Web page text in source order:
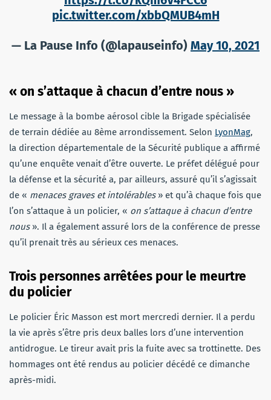
pic.twitter.com/xbbQMUB4mH
— La Pause Info (@lapauseinfo) May 10, 2021
« on s’attaque à chacun d’entre nous »
Le message à la bombe aérosol cible la Brigade spécialisée
de terrain dédiée au 8ème arrondissement. Selon LyonMag,
la direction départementale de la Sécurité publique a affirmé
qu’une enquête venait d’être ouverte. Le préfet délégué pour
la défense et la sécurité a, par ailleurs, assuré qu’il s’agissait
de « menaces graves et intolérables » et qu’à chaque fois que
l’on s’attaque à un policier, « on s’attaque à chacun d’entre
nous». Il a également assuré lors de la conférence de presse
qu’il prenait très au sérieux ces menaces.
Trois personnes arrêtées pour le meurtre
du policier
Le policier Éric Masson est mort mercredi dernier. Il a perdu
la vie après s’être pris deux balles lors d’une intervention
antidrogue. Le tireur avait pris la fuite avec sa trottinette. Des
hommages ont été rendus au policier décédé ce dimanche
après-midi.